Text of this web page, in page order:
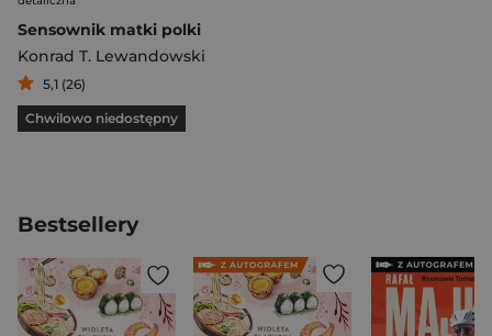
Sensownik matki polki
Konrad T. Lewandowski
5,1 (26)
Chwilowo niedostępny
Bestsellery